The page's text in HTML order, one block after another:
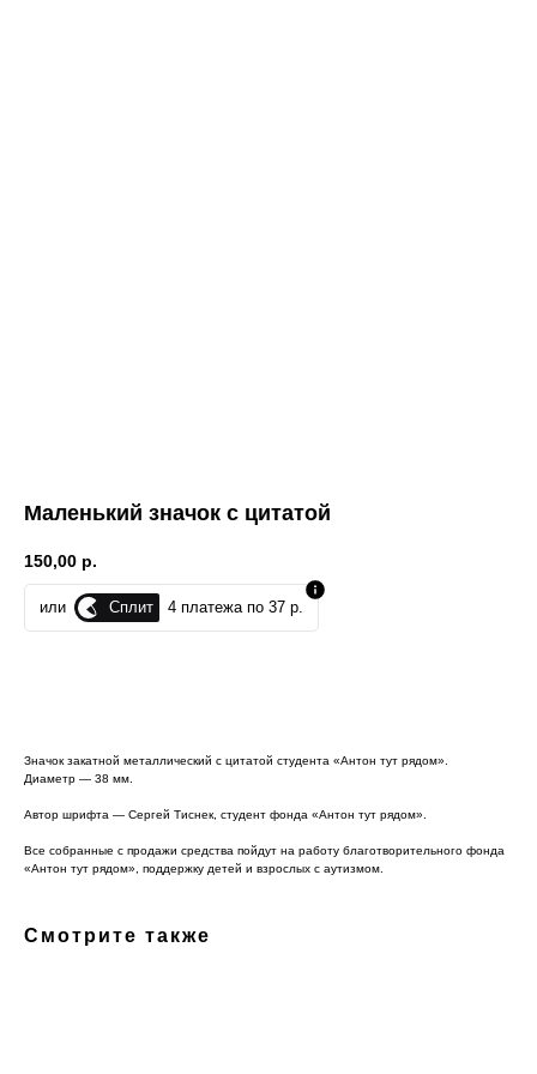
Маленький значок с цитатой
150,00 р.
или Сплит 4 платежа по 37 р.
Значок закатной металлический с цитатой студента «Антон тут рядом».
Диаметр — 38 мм.
Автор шрифта — Сергей Тиснек, студент фонда «Антон тут рядом».
Все собранные с продажи средства пойдут на работу благотворительного фонда
«Антон тут рядом», поддержку детей и взрослых с аутизмом.
Смотрите также